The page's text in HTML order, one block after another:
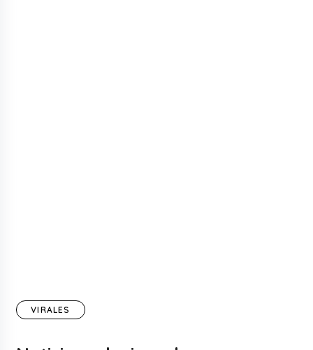
VIRALES